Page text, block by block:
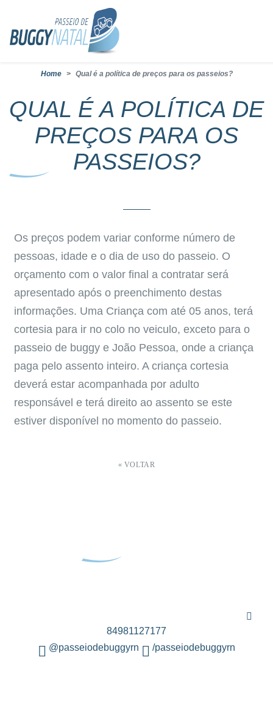
Home Qual é a política de preços para os passeios?
QUAL É A POLÍTICA DE
PREÇOS PARA OS
PASSEIOS?
Os preços podem variar conforme número de
pessoas, idade e o dia de uso do passeio. O
orçamento com o valor final a contratar será
apresentado após o preenchimento destas
informações. Uma Criança com até 05 anos, terá
cortesia para ir no colo no veiculo, exceto para o
passeio de buggy e João Pessoa, onde a criança
paga pelo assento inteiro. A criança cortesia
deverá estar acompanhada por adulto
responsável e terá direito ao assento se este
estiver disponível no momento do passeio.
« VOLTAR
84981127177
@passeiodebuggyrn
/passeiodebuggyrn